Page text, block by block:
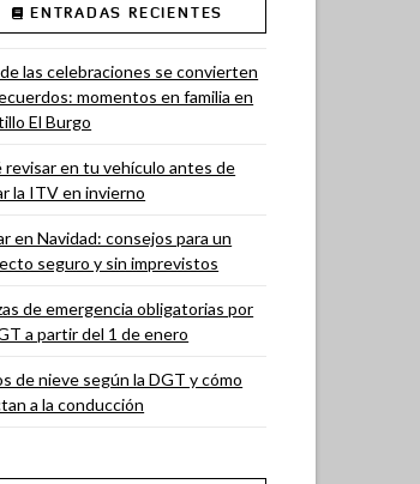
ENTRADAS RECIENTES
las celebraciones se convierten
momentos en familia en
El Burgo
revisar en tu vehículo antes de
la ITV en invierno
en Navidad: consejos para un
seguro y sin imprevistos
de emergencia obligatorias por
a partir del 1 de enero
de nieve según la DGT y cómo
a la conducción